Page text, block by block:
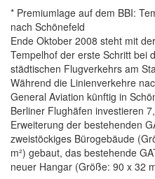
* Premiumlage auf dem BBI:
nach Schönefeld
Ende Oktober 2008 steht mit
Tempelhof der erste Schritt bei
städtischen Flugverkehrs am
Während die Linienverkehre
General Aviation künftig in
Berliner Flughäfen investieren
Erweiterung der bestehenden
zweistöckiges Bürogebäude
m²) gebaut, das bestehende
neuer Hangar (Größe: 90 x 32